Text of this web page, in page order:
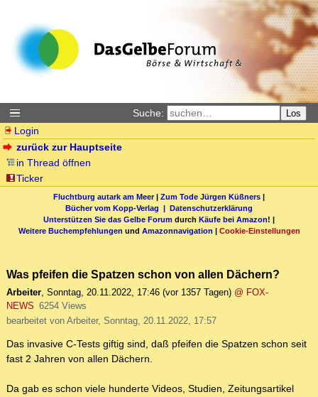
Suche: Los
Login
zurück zur Hauptseite
in Thread öffnen
Ticker
Fluchtburg autark am Meer| Zum Tode Jürgen Küßners |
Bücher vom Kopp-Verlag | Datenschutzerklärung
Unterstützen Sie das Gelbe Forum durch Käufe bei Amazon! |
Weitere Buchempfehlungen und Amazonnavigation | Cookie-Einstellungen
Was pfeifen die Spatzen schon von allen Dächern?
Arbeiter, Sonntag, 20.11.2022, 17:46 (vor 1357 Tagen) @ FOX-
NEWS 6254 Views
bearbeitet von Arbeiter, Sonntag, 20.11.2022, 17:57
Das invasive C-Tests giftig sind, daß pfeifen die Spatzen schon seit
fast 2 Jahren von allen Dächern.
Da gab es schon viele hunderte Videos, Studien, Zeitungsartikel